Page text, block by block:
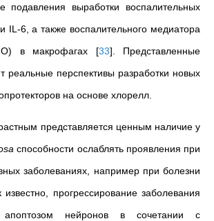
подавления выработки воспалительных
IL-6, а также воспалительного медиатора
в макрофагах [33] . Представленные
реальные перспективы разработки новых
на основе хлорелл.
представляется ценным наличие у
способности ослаблять проявления при
заболеваниях, например при болезни
прогрессирование заболевания
апоптозом нейронов в сочетании с